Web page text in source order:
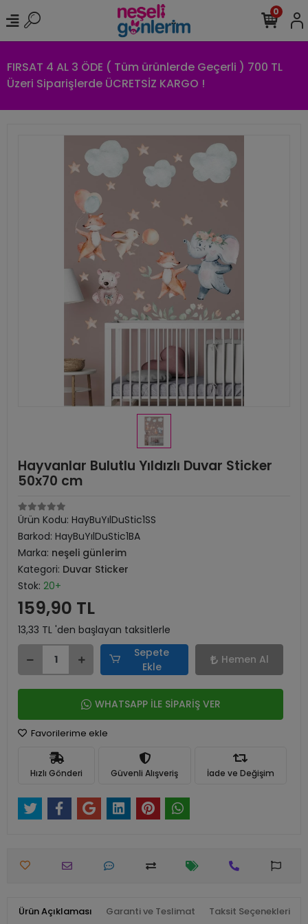
FIRSAT 4 AL 3 ÖDE ( Tüm ürünlerde Geçerli ) 700 TL
Üzeri Siparişlerde ÜCRETSİZ KARGO !
0
Hayvanlar Bulutlu Yıldızlı Duvar Sticker
50x70 cm
Ürün Kodu: HayBuYılDuStic1SS
Barkod: HayBuYılDuStic1BA
Marka: neşeli günlerim
Kategori: Duvar Sticker
Stok: 20+
159,90 TL
13,33 TL 'den başlayan taksitlerle
Sepete
Ekle
Hemen Al
WHATSAPP İLE SİPARİŞ VER
Favorilerime ekle
Hızlı Gönderi Güvenli Alışveriş İade ve Değişim
Ürün Açıklaması Garanti ve Teslimat Taksit Seçenekleri